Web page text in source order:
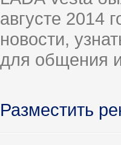
августе 2014
новости,
для общения
Разместить